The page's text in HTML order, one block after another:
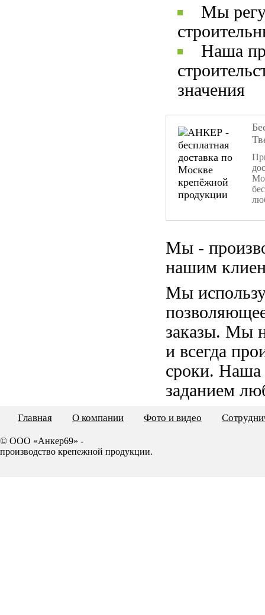
Мы
Наша
значения
Мы -
нашим
Мы
заказы. Мы
и всегда
сроки. Наша
заданием
Главная О компании Фото и видео
© ООО «Анкер69» -
производство крепежной продукции.